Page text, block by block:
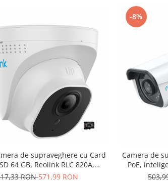
de supraveghere cu Card
64 GB, Reolink RLC 820A,
rezolutie de 8MP (4K)
RON571,99 RON
-8%
Camera de
PoE,
Persoana/